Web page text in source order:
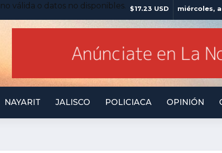
válida o datos no disponibles. $17.23 USD miércoles,
NAYARIT JALISCO POLICIACA OPINIÓN